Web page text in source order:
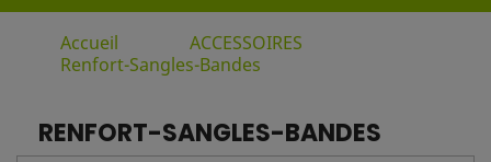
Accueil
ACCESSOIRES
Renfort-Sangles-Bandes
RENFORT-SANGLES-BANDES